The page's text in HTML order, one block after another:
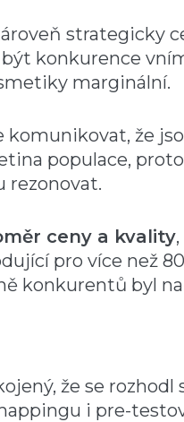
strategicky
konkurence
marginální.
komunikovat, že
populace,
rezonovat.
ceny a kvality,
pro více než
konkurentů byl
že se rozhodl
i pre-